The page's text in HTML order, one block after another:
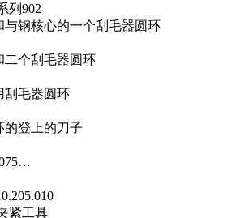
列902
钢核心的一个刮毛器圆环
二个刮毛器圆环
刮毛器圆环
的登上的刀子
紧工具